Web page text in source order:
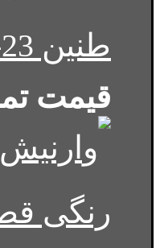
طنین GP-23
قیمت